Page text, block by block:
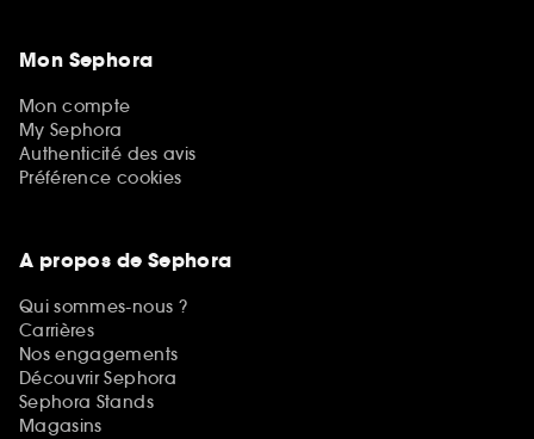
Mon Sephora
Mon compte
My Sephora
Authenticité des avis
Préférence cookies
A propos de Sephora
Qui sommes-nous ?
Carrières
Nos engagements
Découvrir Sephora
Sephora Stands
Magasins